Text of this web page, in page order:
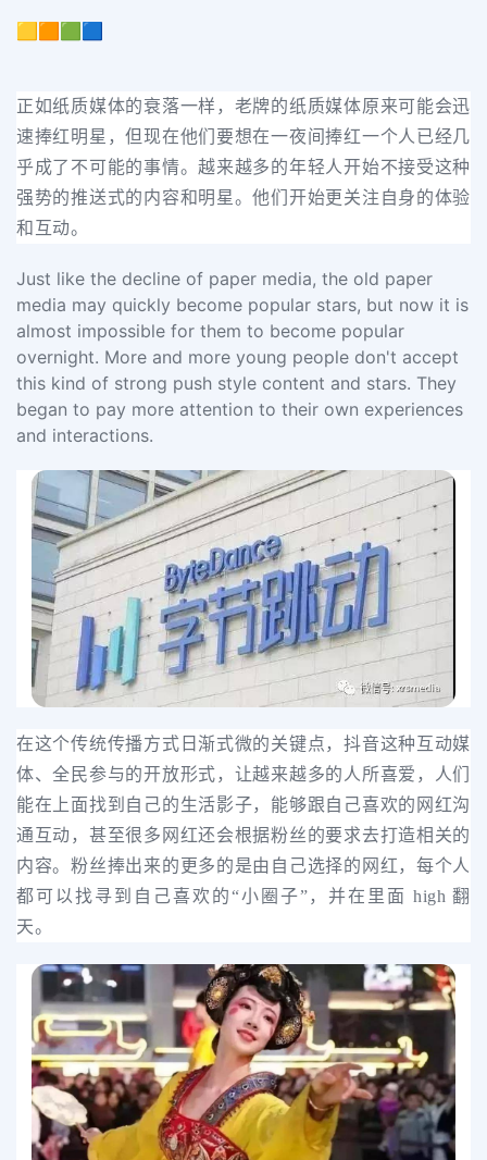
🟨🟧🟩🟦
正如纸质媒体的衰落一样，老牌的纸质媒体原来可能会迅
速捧红明星，但现在他们要想在一夜间捧红一个人已经几
乎成了不可能的事情。越来越多的年轻人开始不接受这种
强势的推送式的内容和明星。他们开始更关注自身的体验
和互动。
Just like the decline of paper media, the old paper
media may quickly become popular stars, but now it is
almost impossible for them to become popular
overnight. More and more young people don't accept
this kind of strong push style content and stars. They
began to pay more attention to their own experiences
and interactions.
在这个传统传播方式日渐式微的关键点，抖音这种互动媒
体、全民参与的开放形式，让越来越多的人所喜爱，人们
能在上面找到自己的生活影子，能够跟自己喜欢的网红沟
通互动，甚至很多网红还会根据粉丝的要求去打造相关的
内容。粉丝捧出来的更多的是由自己选择的网红，每个人
都可以找寻到自己喜欢的“小圈子”，并在里面 high 翻
天。